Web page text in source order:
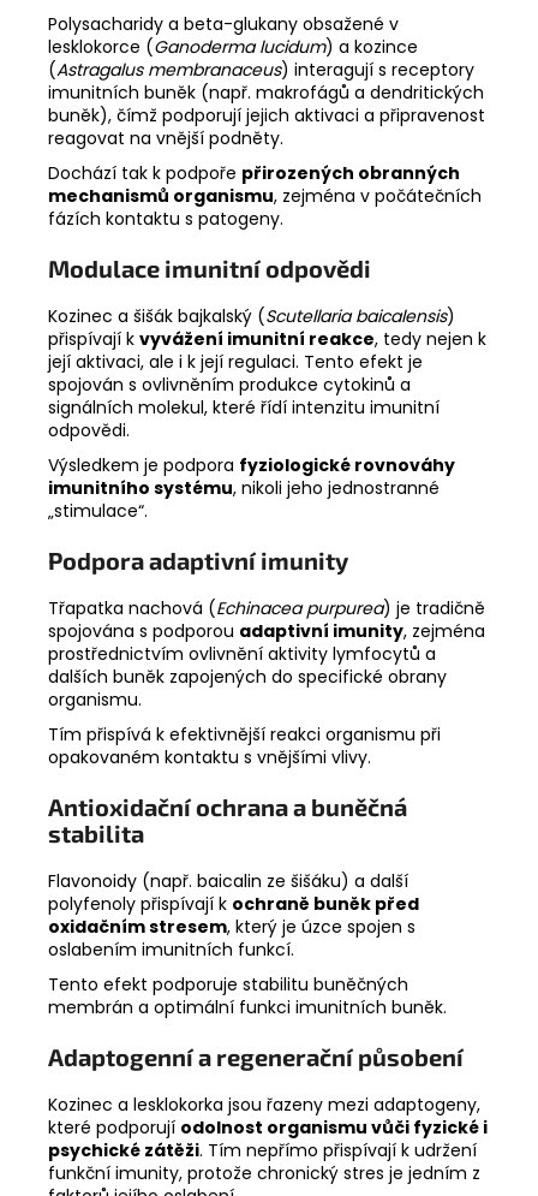
Polysacharidy a beta-glukany obsažené v
lesklokorce (Ganoderma lucidum) a kozince
(Astragalus membranaceus) interagují s receptory
imunitních buněk (např. makrofágů a dendritických
buněk), čímž podporují jejich aktivaci a připravenost
reagovat na vnější podněty.
Dochází tak k podpoře přirozených obranných
mechanismů organismu, zejména v počátečních
fázích kontaktu s patogeny.
Modulace imunitní odpovědi
Kozinec a šišák bajkalský (Scutellaria baicalensis)
přispívají k vyvážení imunitní reakce, tedy nejen k
její aktivaci, ale i k její regulaci. Tento efekt je
spojován s ovlivněním produkce cytokinů a
signálních molekul, které řídí intenzitu imunitní
odpovědi.
Výsledkem je podpora fyziologické rovnováhy
imunitního systému, nikoli jeho jednostranné
„stimulace“.
Podpora adaptivní imunity
Třapatka nachová (Echinacea purpurea) je tradičně
spojována s podporou adaptivní imunity, zejména
prostřednictvím ovlivnění aktivity lymfocytů a
dalších buněk zapojených do specifické obrany
organismu.
Tím přispívá k efektivnější reakci organismu při
opakovaném kontaktu s vnějšími vlivy.
Antioxidační ochrana a buněčná
stabilita
Flavonoidy (např. baicalin ze šišáku) a další
polyfenoly přispívají k ochraně buněk před
oxidačním stresem, který je úzce spojen s
oslabením imunitních funkcí.
Tento efekt podporuje stabilitu buněčných
membrán a optimální funkci imunitních buněk.
Adaptogenní a regenerační působení
Kozinec a lesklokorka jsou řazeny mezi adaptogeny,
které podporují odolnost organismu vůči fyzické i
psychické zátěži. Tím nepřímo přispívají k udržení
funkční imunity, protože chronický stres je jedním z